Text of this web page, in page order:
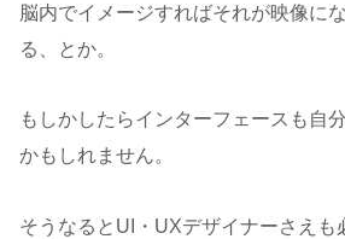
脳内でイメージすればそれが映像に
る、とか。
もしかしたらインターフェースも自
かもしれません。
そうなるとUI・UXデザイナーさえも